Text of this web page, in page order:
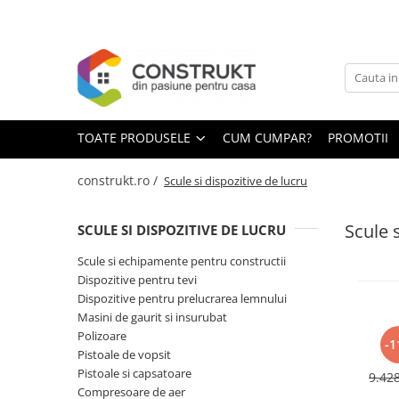
Toate Produsele
Centrale termice
Termoseminee, seminee si sobe
Cazane pe combustibil solid
Termostate de ambient
Aeroterme si destratificatoare de
Radiatoare si convectoare
Incalzire in pardoseala
Panouri radiante si incalzitoare cu
TOATE PRODUSELE CUM CUMPAR? PROMOTII
construkt.ro / Scule si dispozitive de lucru
Scule
SCULE SI DISPOZITIVE DE LUCRU
Scule si echipamente pentru constructii
Dispozitive pentru tevi
Dispozitive pentru prelucrarea lemnului
Masini de gaurit si insurubat
Polizoare
Pistoale de vopsit
Pistoale si capsatoare
Compresoare de aer
-